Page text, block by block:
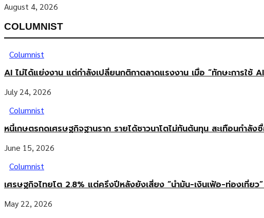
August 4, 2026
COLUMNIST
Columnist
AI ไม่ได้แย่งงาน แต่กำลังเปลี่ยนกติกาตลาดแรงงาน เมื่อ “ทักษะการใช้
July 24, 2026
Columnist
หนี้เกษตรกดเศรษฐกิจฐานราก รายได้ชาวนาโตไม่ทันต้นทุน สะเทือนกำลัง
June 15, 2026
Columnist
เศรษฐกิจไทยโต 2.8% แต่ครึ่งปีหลังยังเสี่ยง “น้ำมัน-เงินเฟ้อ-ท่องเที่ย
May 22, 2026